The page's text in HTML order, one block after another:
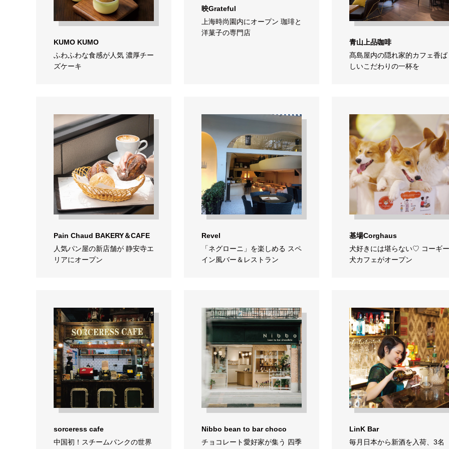
KUMO KUMO
ふわふわな食感が人気 濃厚チー
ズケーキ
映Grateful
上海時尚園内にオープン 珈琲と
洋菓子の専門店
青山上品咖啡
髙島屋内の隠れ家的カフェ香ば
しいこだわりの一杯を
Pain Chaud BAKERY＆CAFE
人気パン屋の新店舗が 静安寺エ
リアにオープン
Revel
「ネグローニ」を楽しめる スペ
イン風バー＆レストラン
基場Corghaus
犬好きには堪らない♡ コーギー
犬カフェがオープン
sorceress cafe
中国初！スチームパンクの世界
Nibbo bean to bar choco
チョコレート愛好家が集う 四季
LinK Bar
毎月日本から新酒を入荷、3名